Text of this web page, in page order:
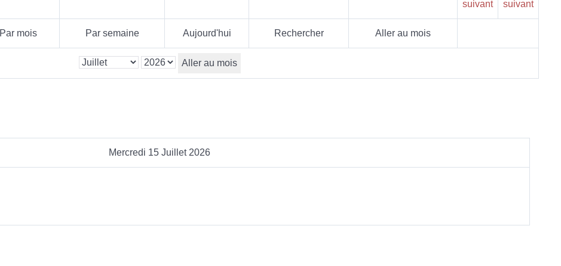
Par mois Par semaine Aujourd'hui Rechercher Aller au mois
Aller au mois
Mercredi 15 Juillet 2026